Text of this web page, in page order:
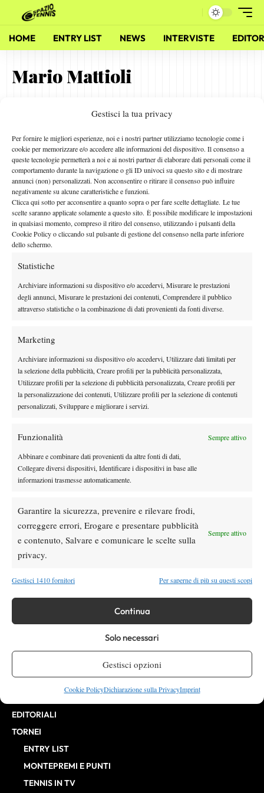
Gestisci la tua privacy
Per fornire le migliori esperienze, noi e i nostri partner utilizziamo tecnologie come i
cookie per memorizzare e/o accedere alle informazioni del dispositivo. Il consenso a
queste tecnologie permetterà a noi e ai nostri partner di elaborare dati personali come il
comportamento durante la navigazione o gli ID univoci su questo sito e di mostrare
annunci (non) personalizzati. Non acconsentire o ritirare il consenso può influire
negativamente su alcune caratteristiche e funzioni.
Clicca qui sotto per acconsentire a quanto sopra o per fare scelte dettagliate. Le tue
scelte saranno applicate solamente a questo sito. È possibile modificare le impostazioni
in qualsiasi momento, compreso il ritiro del consenso, utilizzando i pulsanti della
Cookie Policy o cliccando sul pulsante di gestione del consenso nella parte inferiore
dello schermo.
Statistiche
Archiviare informazioni su dispositivo e/o accedervi, Misurare le prestazioni
degli annunci, Misurare le prestazioni dei contenuti, Comprendere il pubblico
attraverso statistiche o la combinazione di dati provenienti da fonti diverse.
Marketing
Archiviare informazioni su dispositivo e/o accedervi, Utilizzare dati limitati per
la selezione della pubblicità, Creare profili per la pubblicità personalizzata,
Utilizzare profili per la selezione di pubblicità personalizzata, Creare profili per
la personalizzazione dei contenuti, Utilizzare profili per la selezione di contenuti
personalizzati, Sviluppare e migliorare i servizi.
Funzionalità Sempre attivo
Abbinare e combinare dati provenienti da altre fonti di dati,
Collegare diversi dispositivi, Identificare i dispositivi in base alle
informazioni trasmesse automaticamente.
Garantire la sicurezza, prevenire e rilevare frodi,
correggere errori, Erogare e presentare pubblicità
e contenuto, Salvare e comunicare le scelte sulla
privacy.
Sempre attivo
Gestisci 1410 fornitori Per saperne di più su questi scopi
Continua
Solo necessari
Gestisci opzioni
Cookie PolicyDichiarazione sulla PrivacyImprint
HOME ENTRY LIST NEWS INTERVISTE
Mario Mattioli
Dalla Campania a Santa Fe, il sogno di Giovanni Rizzuti
26 Ottobre 2010
Redazione
Facebook
Instagram
Testata giornalisticaSpazio Tennis
Editore:VIBES MEDIA SRL, P.iva 14250480960
Direttore Responsabile: Alessandro Nizegorodcew
HOME
ENTRY LIST
NEWS
BILLIE JEAN KING CUP
ATP FINALS
EDITORIALI
TORNEI
ENTRY LIST
MONTEPREMI E PUNTI
TENNIS IN TV